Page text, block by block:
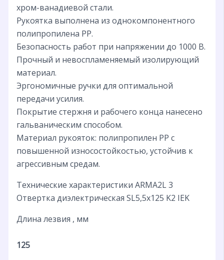
хром-ванадиевой стали.
Рукоятка выполнена из однокомпонентного
полипропилена PP.
Безопасность работ при напряжении до 1000 В.
Прочный и невоспламеняемый изолирующий
материал.
Эргономичные ручки для оптимальной
передачи усилия.
Покрытие стержня и рабочего конца нанесено
гальваническим способом.
Материал рукояток: полипропилен PP с
повышенной износостойкостью, устойчив к
агрессивным средам.
Технические характеристики ARMA2L 3
Отвертка диэлектрическая SL5,5х125 K2 IEK
Длина лезвия , мм
125